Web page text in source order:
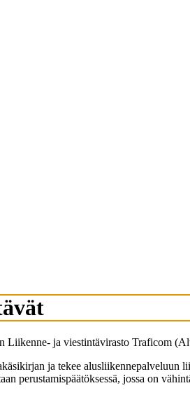
Liikenne- ja viestintävirasto Traficom
ja tekee alusliikennepalveluun
perustamispäätöksessä, jossa on